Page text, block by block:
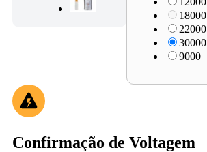
18000
22000
30000
9000
Confirmação de Voltagem